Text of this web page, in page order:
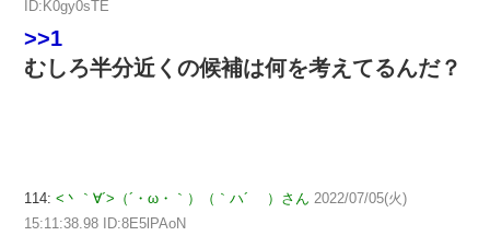
ID:K0gy0sTE
>>1
むしろ半分近くの候補は何を考えてるんだ？
114: <丶｀∀´>（´・ω・｀）（｀ハ´ ）さん 2022/07/05(火)
15:11:38.98 ID:8E5lPAoN